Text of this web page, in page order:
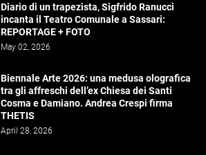
Diario di un trapezista, Sigfrido Ranucci
incanta il Teatro Comunale a Sassari:
REPORTAGE + FOTO
May 02, 2026
Biennale Arte 2026: una medusa olografica
tra gli affreschi dell’ex Chiesa dei Santi
Cosma e Damiano. Andrea Crespi firma
THETIS
April 28, 2026